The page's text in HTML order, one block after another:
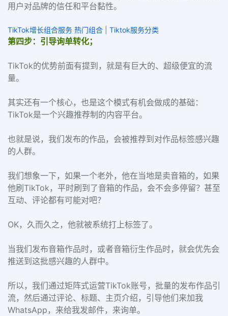
用户对品牌的信任和平台黏性。
TikTok增长组合服务 热门组合 Tiktok服务分类
第四步：引导询单转化；
TikTok的优势前面有提到，就是有巨大的、超级便宜的流
量。
其实还有一个核心，也是这个模式有机会做成的基础：
TikTok是一个兴趣推荐制的内容平台。
也就是说，我们发布的作品，会被推荐到对作品标签感兴趣
的人群。
我们想象一下，如果一个老外，他在当地是卖音箱的，如果
他刷TikTok，平时刷到了音箱的作品，会不会多停留？甚至
互动、评论都有可能对吧？
OK，久而久之，他就被系统打上标签了。
当我们发布音箱作品时，或者音箱衍生作品时，就会优先会
推送到这批感兴趣的人群中。
所以，我们通过矩阵式运营TikTok账号，批量的发布作品引
流，然后通过评论、标题、主页介绍，引导他们来加我
WhatsApp，来给我发邮件，来询单。